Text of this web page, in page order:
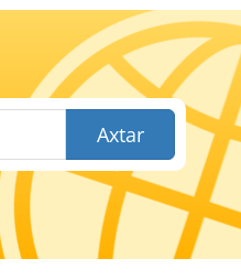
Axtar